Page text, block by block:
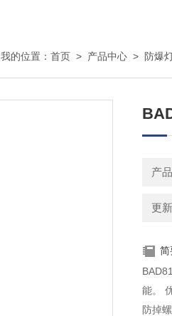
我的位置： 首页 > 产品中心 > 防爆
产
更
简
能。
防掉